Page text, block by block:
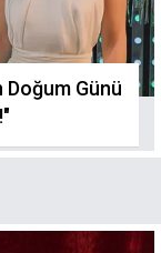
Doğum Günü